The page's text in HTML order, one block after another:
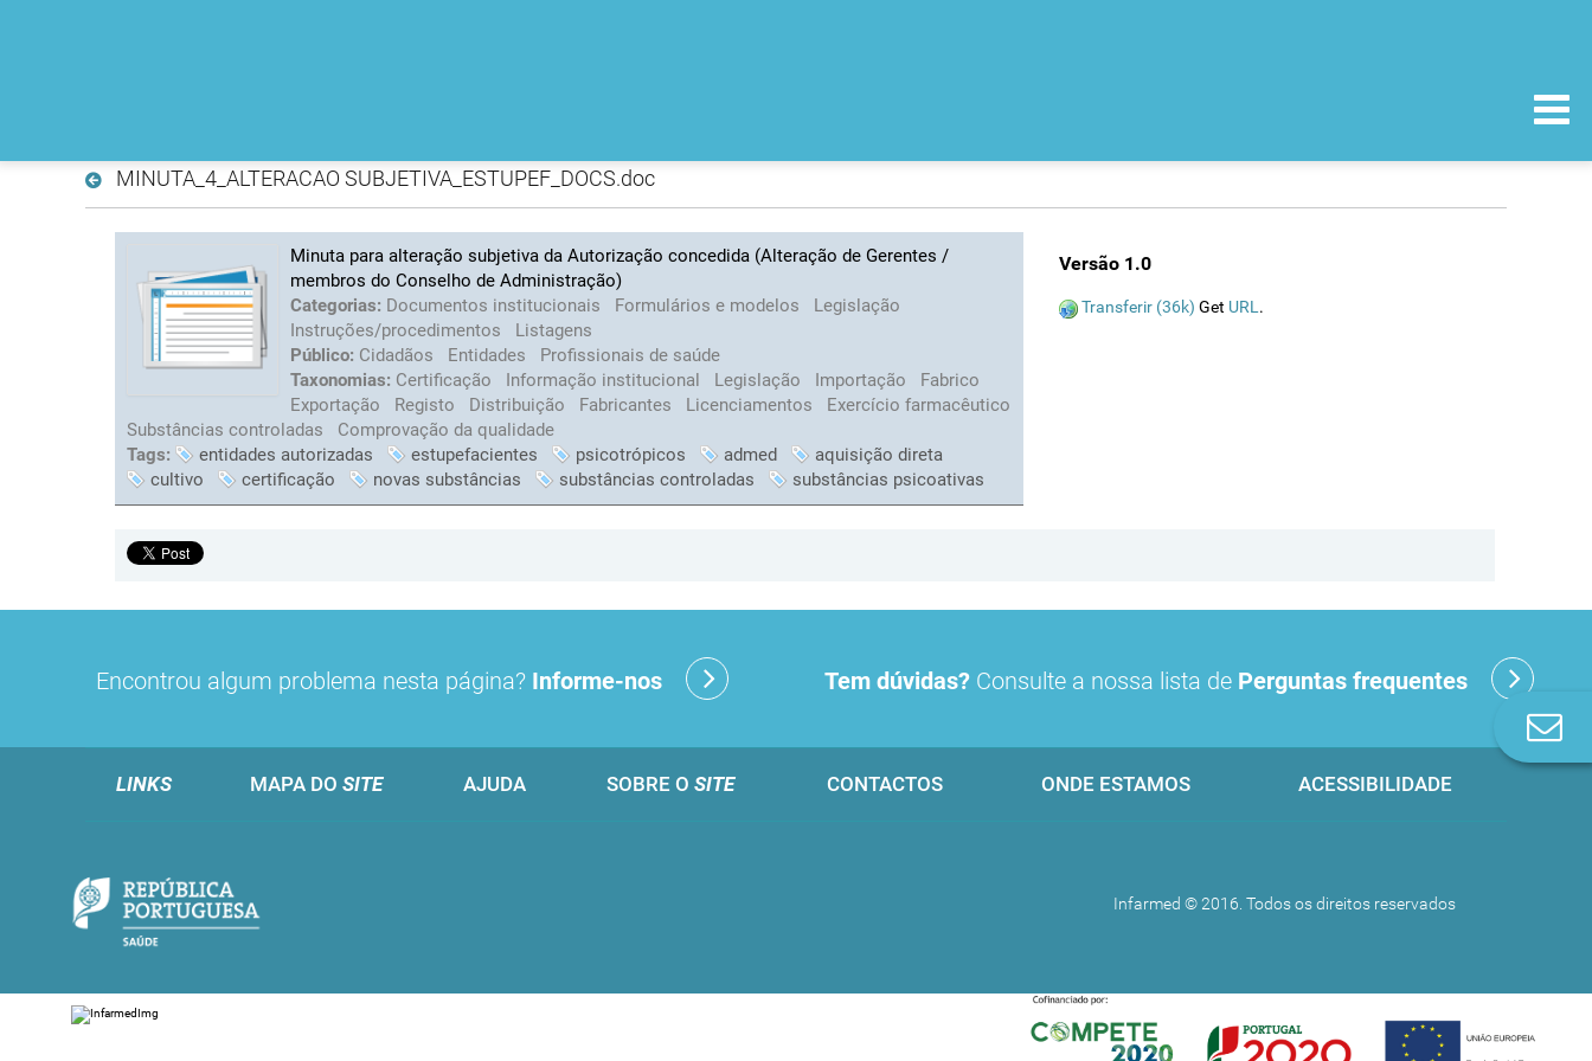
MINUTA_4_ALTERACAO SUBJETIVA_ESTUPEF_DOCS.doc
Minuta para alteração subjetiva da Autorização concedida (Alteração de Gerentes /
membros do Conselho de Administração)
Categorias: Documentos institucionais Formulários e modelos
Legislação
Instruções/procedimentos
Listagens
Público: Cidadãos Entidades
Profissionais de saúde
Taxonomias: Certificação Informação institucional Legislação Importação
Fabrico
Exportação
Registo Distribuição Fabricantes Licenciamentos
Exercício farmacêutico
Substâncias controladas
Comprovação da qualidade
Tags:
entidades autorizadas estupefacientes psicotrópicos admed
aquisição direta
cultivo
certificação novas substâncias substâncias controladas substâncias psicoativas
Versão 1.0
Transferir (36k) Get URL.
Encontrou algum problema nesta página? Informe-nos Tem dúvidas? Consulte a nossa lista de Perguntas frequentes
LINKS MAPA DO SITE AJUDA SOBRE O SITE CONTACTOS ONDE ESTAMOS ACESSIBILIDADE
Infarmed © 2016. Todos os direitos reservados